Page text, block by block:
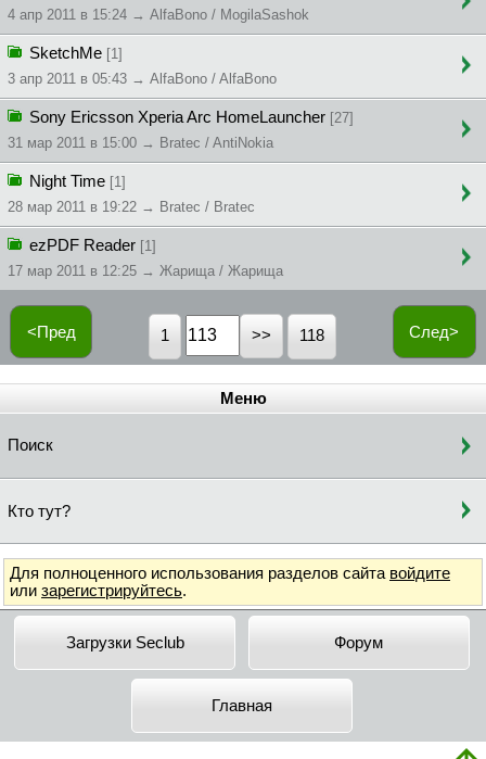
4 апр 2011 в 15:24 → AlfaBono / MogilaSashok
SketchMe [1]
3 апр 2011 в 05:43 → AlfaBono / AlfaBono
Sony Ericsson Xperia Arc HomeLauncher [27]
31 мар 2011 в 15:00 → Bratec / AntiNokia
Night Time [1]
28 мар 2011 в 19:22 → Bratec / Bratec
ezPDF Reader [1]
17 мар 2011 в 12:25 → Жapищa / Жapищa
<Пред След>
1 118
Меню
Поиск
Кто тут?
Для полноценного использования разделов сайта войдите
или зарегистрируйтесь.
Загрузки Seclub Форум
Главная